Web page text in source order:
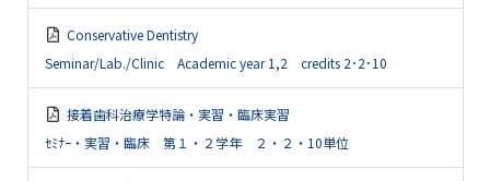
Conservative Dentistry
Seminar/Lab./Clinic Academic year 1,2 credits 2･2･10
接着歯科治療学特論・実習・臨床実習
ｾﾐﾅｰ・実習・臨床 第１・２学年 ２・２・10単位